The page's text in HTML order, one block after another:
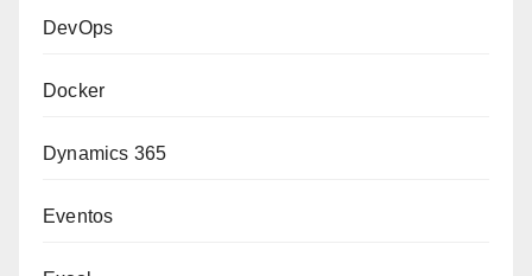
DevOps
Docker
Dynamics 365
Eventos